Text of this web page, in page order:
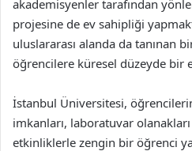
akademisyenler tarafından
projesine de ev sahipliği
uluslararası alanda da tanınan
öğrencilere küresel düzeyde bir
İstanbul Üniversitesi,
imkanları, laboratuvar
etkinliklerle zengin bir öğrenci